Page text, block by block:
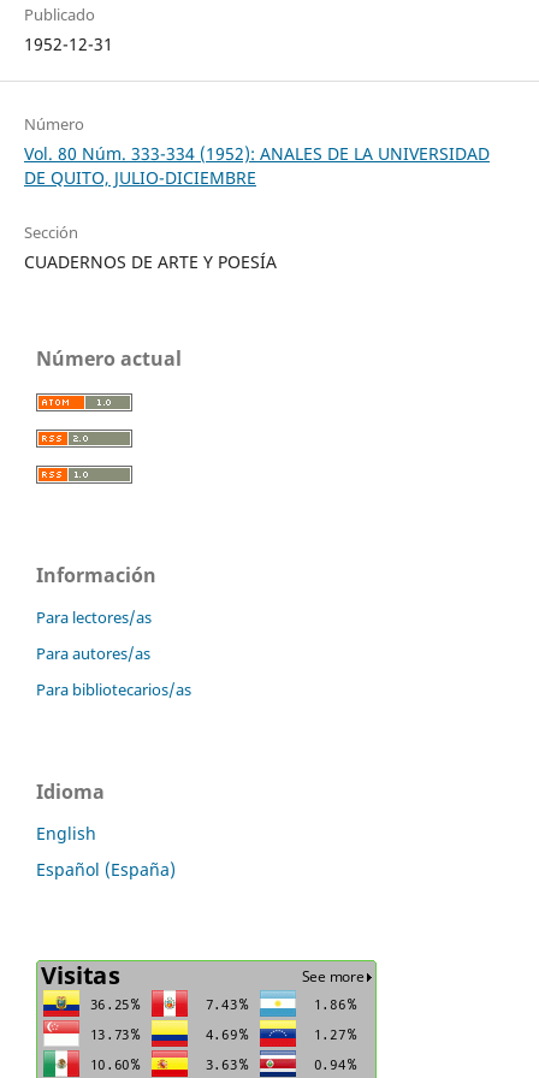
Publicado
1952-12-31
Número
Vol. 80 Núm. 333-334 (1952): ANALES DE LA UNIVERSIDAD
DE QUITO, JULIO-DICIEMBRE
Sección
CUADERNOS DE ARTE Y POESÍA
Número actual
Información
Para lectores/as
Para autores/as
Para bibliotecarios/as
Idioma
English
Español (España)